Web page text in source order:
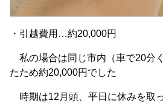
・引越費用…約20,000円
私の場合は同じ市内（車で20分
たため約20,000円でした
時期は12月頭、平日に休みを取